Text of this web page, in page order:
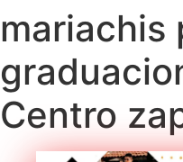
mariachis
Centro